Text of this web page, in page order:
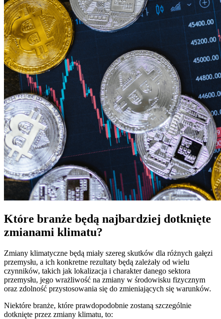
Które branże będą najbardziej dotknięte
zmianami klimatu?
Zmiany klimatyczne będą miały szereg skutków dla różnych gałęzi
przemysłu, a ich konkretne rezultaty będą zależały od wielu
czynników, takich jak lokalizacja i charakter danego sektora
przemysłu, jego wrażliwość na zmiany w środowisku fizycznym
oraz zdolność przystosowania się do zmieniających się warunków.
Niektóre branże, które prawdopodobnie zostaną szczególnie
dotknięte przez zmiany klimatu, to: